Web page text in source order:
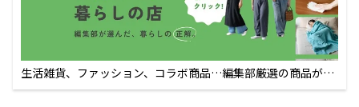
生活雑貨、ファッション、コラボ商品…編集部厳選の商品が買
えるECサイト